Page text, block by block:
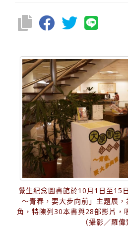
覺生紀念圖書館於10月1日至15
～青春，要大步向前」主題展
角，特陳列30本書與28部影片，
（攝影／羅偉